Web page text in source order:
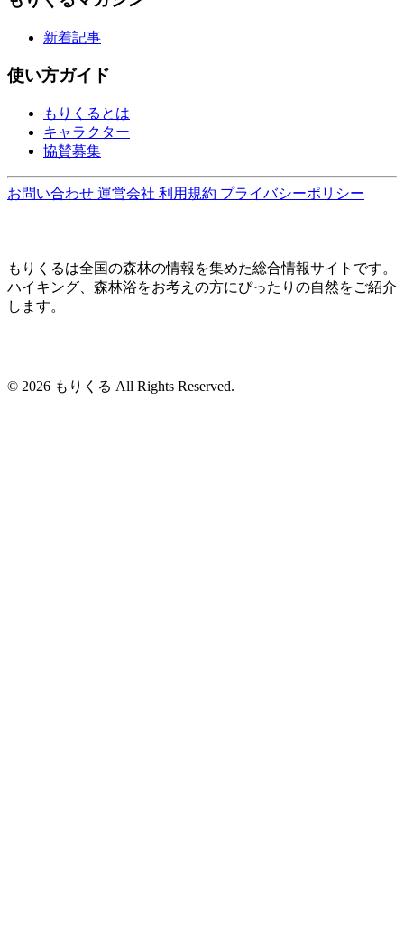
新着記事
使い方ガイド
もりくるとは
キャラクター
協賛募集
お問い合わせ 運営会社 利用規約 プライバシーポリシー
もりくるは全国の森林の情報を集めた総合情報サイトです。
ハイキング、森林浴をお考えの方にぴったりの自然をご紹介
します。
© 2026 もりくる All Rights Reserved.